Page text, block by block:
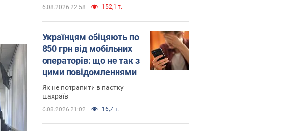
6.08.2026 22:58 152,1 т.
Українцям обіцяють по
850 грн від мобільних
операторів: що не так з
цими повідомленнями
Як не потрапити в пастку
шахраїв
6.08.2026 21:02 16,7 т.